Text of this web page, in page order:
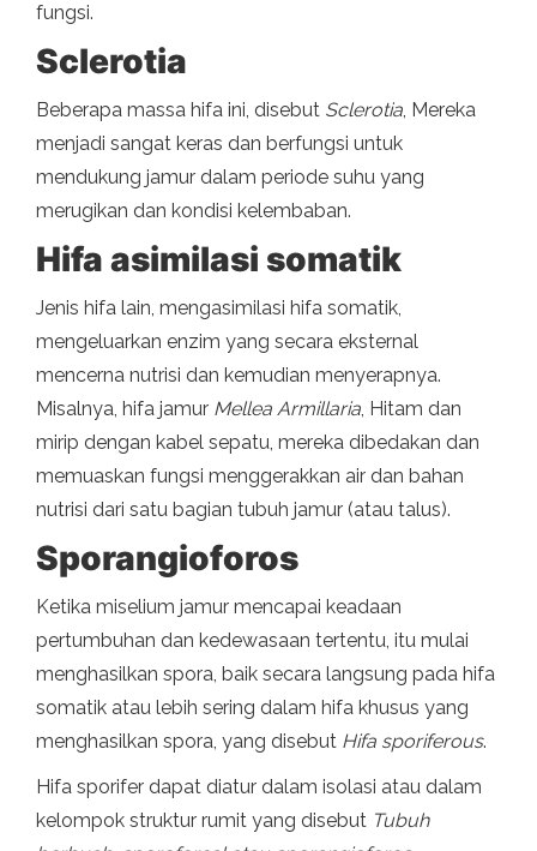
fungsi.
Sclerotia
Beberapa massa hifa ini, disebut Sclerotia, Mereka
menjadi sangat keras dan berfungsi untuk
mendukung jamur dalam periode suhu yang
merugikan dan kondisi kelembaban.
Hifa asimilasi somatik
Jenis hifa lain, mengasimilasi hifa somatik,
mengeluarkan enzim yang secara eksternal
mencerna nutrisi dan kemudian menyerapnya.
Misalnya, hifa jamur Mellea Armillaria, Hitam dan
mirip dengan kabel sepatu, mereka dibedakan dan
memuaskan fungsi menggerakkan air dan bahan
nutrisi dari satu bagian tubuh jamur (atau talus).
Sporangioforos
Ketika miselium jamur mencapai keadaan
pertumbuhan dan kedewasaan tertentu, itu mulai
menghasilkan spora, baik secara langsung pada hifa
somatik atau lebih sering dalam hifa khusus yang
menghasilkan spora, yang disebut Hifa sporiferous.
Hifa sporifer dapat diatur dalam isolasi atau dalam
kelompok struktur rumit yang disebut Tubuh